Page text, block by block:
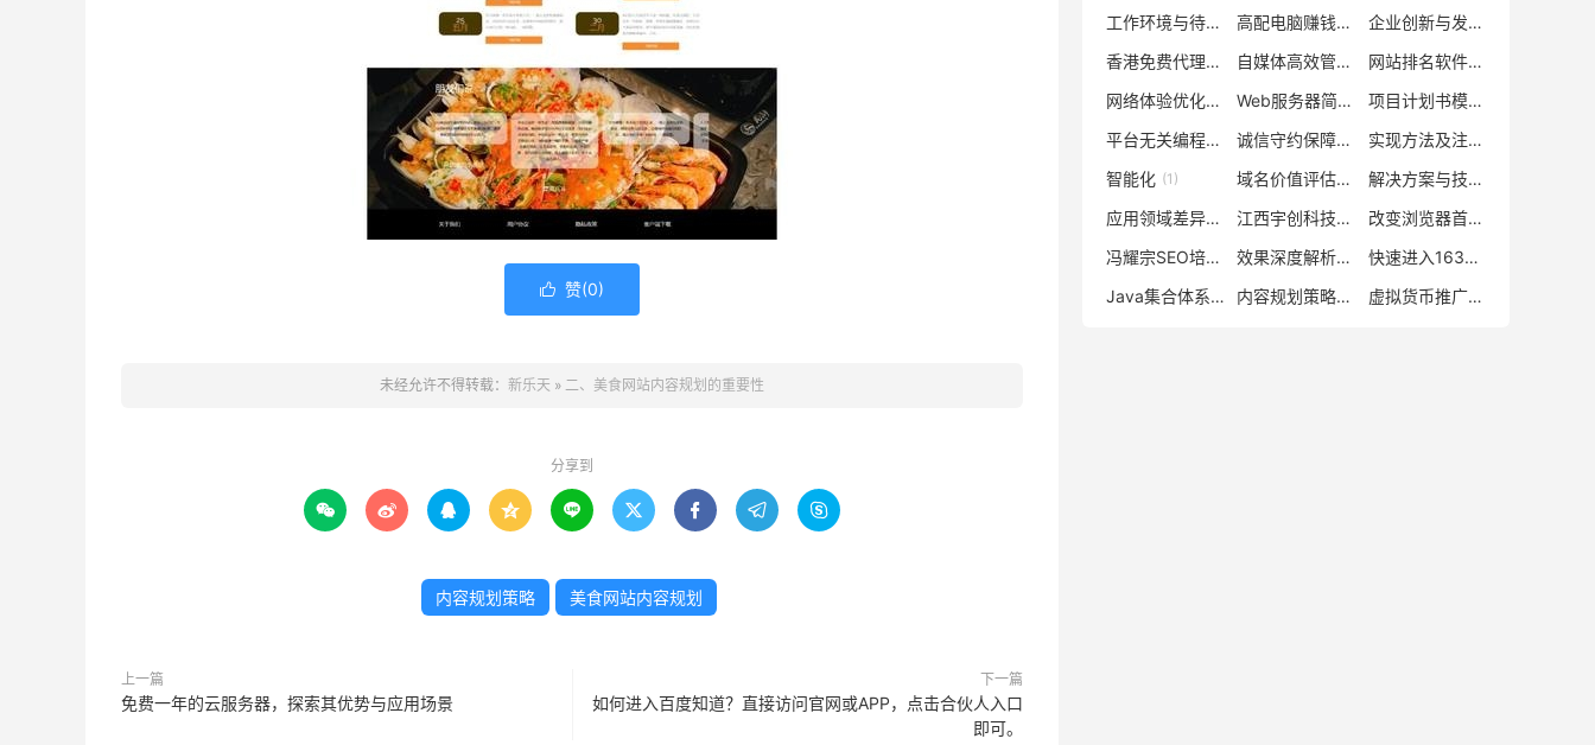
 赞(0)
未经允许不得转载： 新乐天 » 二、美食网站内容规划的重要性
分享到
        
内容规划策略 美食网站内容规划
上一篇
免费一年的云服务器，探索其优势与应用场景
下一篇
如何进入百度知道？直接访问官网或APP，点击合伙人入口
即可。
工作环境与待遇 (1) 高配电脑赚钱途径 (1) 企业创新与发展策略
香港免费代理
(1) 自媒体高效管理 (1) 网站排名软件
(1)
网络体验优化
(1) Web服务器简介及种类 (1) 项目计划书模板
平台无关编程
(1) 诚信守约保障品质 (1) 实现方法及注意事项
智能化 (1) 域名价值评估
(1) 解决方案与技巧
应用领域差异
(1) 江西宇创科技
(1)
改变浏览器首页设置的方法或步骤
冯耀宗SEO培训效果评价
(1) 效果深度解析
(1) 快速进入163邮箱指南
Java集合体系图 (1) 内容规划策略
(1) 虚拟货币推广策略